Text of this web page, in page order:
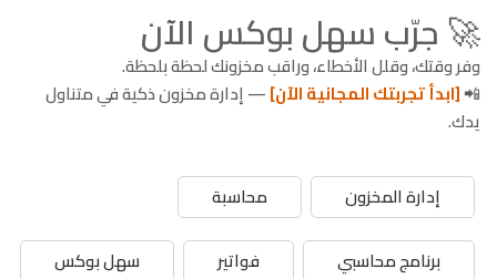
🚀 جرّب سهل بوكس الآن
وفر وقتك، وقلل الأخطاء، وراقب مخزونك لحظة بلحظة.
📲[ابدأ تجربتك المجانية الآن]— إدارة مخزون ذكية في متناول
يدك.
إدارة المخزون
محاسبة
برنامج محاسبي
فواتير
سهل بوكس